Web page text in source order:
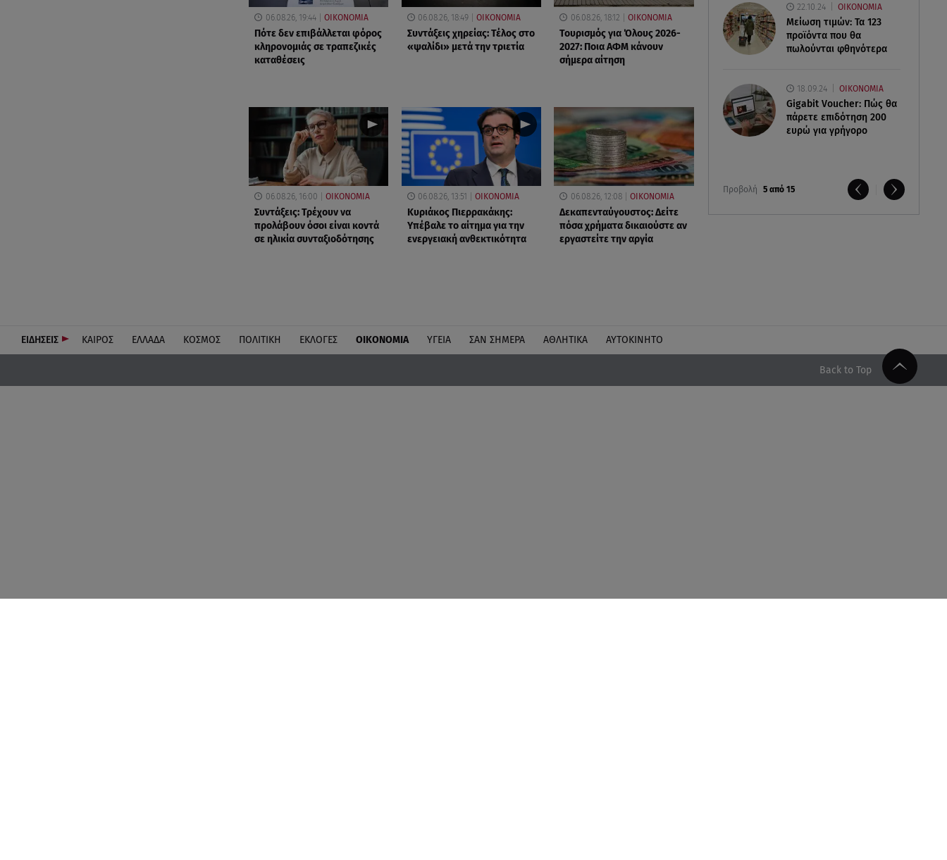
22.10.24 ΟΙΚΟΝΟΜΙΑ
Μείωση τιμών: Τα 123
προϊόντα που θα
πωλούνται φθηνότερα
18.09.24 ΟΙΚΟΝΟΜΙΑ
Gigabit Voucher: Πώς θα
πάρετε επιδότηση 200
ευρώ για γρήγορο
Προβολή 5 από 15
06.08.26, 19:44 ΟΙΚΟΝΟΜΙΑ
Πότε δεν επιβάλλεται φόρος
κληρονομιάς σε τραπεζικές
καταθέσεις
06.08.26, 18:49 ΟΙΚΟΝΟΜΙΑ
Συντάξεις χηρείας: Τέλος στο
«ψαλίδι» μετά την τριετία
06.08.26, 18:12 ΟΙΚΟΝΟΜΙΑ
Τουρισμός για Όλους 2026-
2027: Ποια ΑΦΜ κάνουν
σήμερα αίτηση
06.08.26, 16:00 ΟΙΚΟΝΟΜΙΑ
Συντάξεις: Τρέχουν να
προλάβουν όσοι είναι κοντά
σε ηλικία συνταξιοδότησης
06.08.26, 13:51 ΟΙΚΟΝΟΜΙΑ
Κυριάκος Πιερρακάκης:
Υπέβαλε το αίτημα για την
ενεργειακή ανθεκτικότητα
06.08.26, 12:08 ΟΙΚΟΝΟΜΙΑ
Δεκαπενταύγουστος: Δείτε
πόσα χρήματα δικαιούστε αν
εργαστείτε την αργία
ΕΙΔΗΣΕΙΣ ΚΑΙΡΟΣ ΕΛΛΑΔΑ ΚΟΣΜΟΣ ΠΟΛΙΤΙΚΗ ΕΚΛΟΓΕΣ ΟΙΚΟΝΟΜΙΑ ΥΓΕΙΑ ΣΑΝ ΣΗΜΕΡΑ ΑΘΛΗΤΙΚΑ ΑΥΤΟΚΙΝΗΤΟ
Back to Top